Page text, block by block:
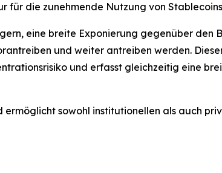
für die zunehmende Nutzung von
eine breite Exponierung gegenüber den
und weiter antreiben werden.
und erfasst gleichzeitig eine
ermöglicht sowohl institutionellen als auch